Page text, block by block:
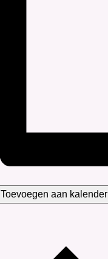
Toevoegen aan kalender